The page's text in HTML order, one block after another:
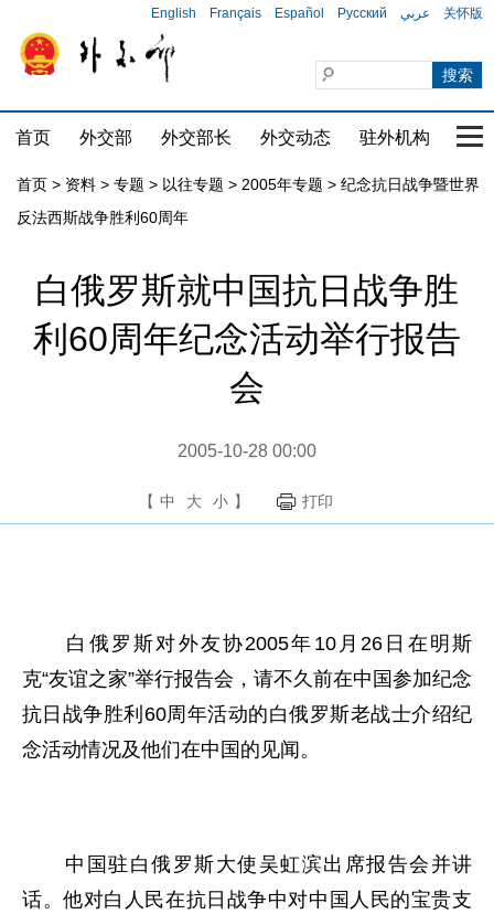
English Français Español Русский عربي 关怀版
首页 外交部 外交部长 外交动态 驻外机构 国
首页 > 资料 > 专题 > 以往专题 > 2005年专题 > 纪念抗日战争暨世界
反法西斯战争胜利60周年
白俄罗斯就中国抗日战争胜
利60周年纪念活动举行报告
会
2005-10-28 00:00
【 中 大 小 】 打印
白俄罗斯对外友协2005年10月26日在明斯
克“友谊之家”举行报告会，请不久前在中国参加纪念
抗日战争胜利60周年活动的白俄罗斯老战士介绍纪
念活动情况及他们在中国的见闻。
中国驻白俄罗斯大使吴虹滨出席报告会并讲
话。他对白人民在抗日战争中对中国人民的宝贵支